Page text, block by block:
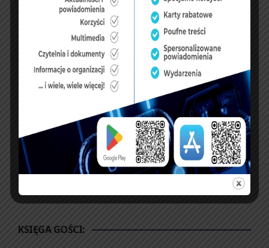
Służba Więzeinna –
Zarządzenia
NEXT ARTICLE
Komunikat FZZSM po
spotkaniu z Klubem
PO
KSIĘGA GOŚCI: